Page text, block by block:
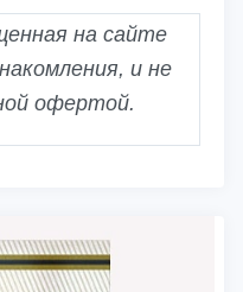
на сайте
и не
офертой.